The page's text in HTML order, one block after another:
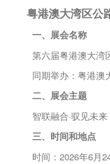
粤港澳大湾区公
一、展会名称
第六届粤港澳大湾
同期举办：粤港澳
二、展会主题
智联融合·驭见未来
三、时间和地点
时间：2026年6月